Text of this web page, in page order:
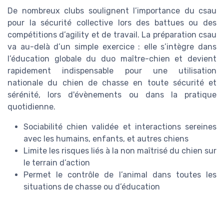
De nombreux clubs soulignent l’importance du csau
pour la sécurité collective lors des battues ou des
compétitions d’agility et de travail. La préparation csau
va au-delà d’un simple exercice : elle s’intègre dans
l’éducation globale du duo maître-chien et devient
rapidement indispensable pour une utilisation
nationale du chien de chasse en toute sécurité et
sérénité, lors d'évènements ou dans la pratique
quotidienne.
Sociabilité chien validée et interactions sereines
avec les humains, enfants, et autres chiens
Limite les risques liés à la non maîtrisé du chien sur
le terrain d’action
Permet le contrôle de l’animal dans toutes les
situations de chasse ou d’éducation